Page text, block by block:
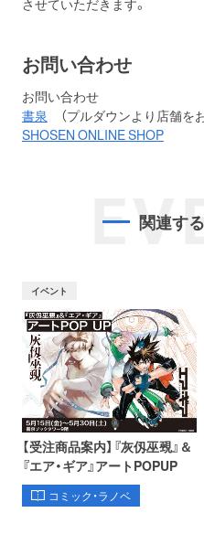
お問い合わせ
お問い合わせ
書泉 （プルダウンより店舗を
SHOSEN ONLINE SHOP
関連す
イベント
【受注商品案内】『灰仭巫覡』＆
『エア・ギア』アートPOPUP
コミック・ラノベ